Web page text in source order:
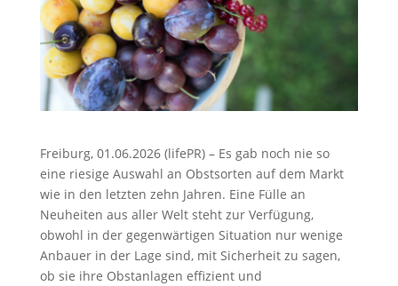
Freiburg, 01.06.2026 (lifePR) – Es gab noch nie so
eine riesige Auswahl an Obstsorten auf dem Markt
wie in den letzten zehn Jahren. Eine Fülle an
Neuheiten aus aller Welt steht zur Verfügung,
obwohl in der gegenwärtigen Situation nur wenige
Anbauer in der Lage sind, mit Sicherheit zu sagen,
ob sie ihre Obstanlagen effizient und